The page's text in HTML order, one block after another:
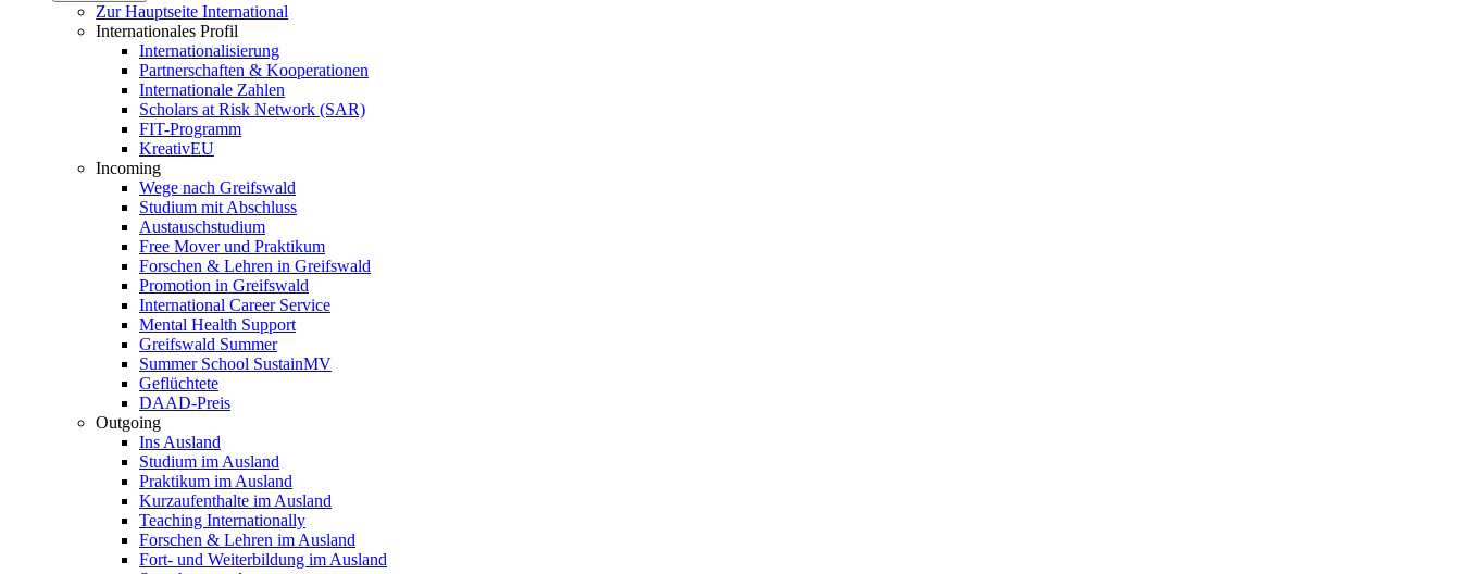
Zur Hauptseite International
Internationales Profil
Internationalisierung
Partnerschaften & Kooperationen
Internationale Zahlen
Scholars at Risk Network (SAR)
FIT-Programm
KreativEU
Incoming
Wege nach Greifswald
Studium mit Abschluss
Austauschstudium
Free Mover und Praktikum
Forschen & Lehren in Greifswald
Promotion in Greifswald
International Career Service
Mental Health Support
Greifswald Summer
Summer School SustainMV
Geflüchtete
DAAD-Preis
Outgoing
Ins Ausland
Studium im Ausland
Praktikum im Ausland
Kurzaufenthalte im Ausland
Teaching Internationally
Forschen & Lehren im Ausland
Fort- und Weiterbildung im Ausland